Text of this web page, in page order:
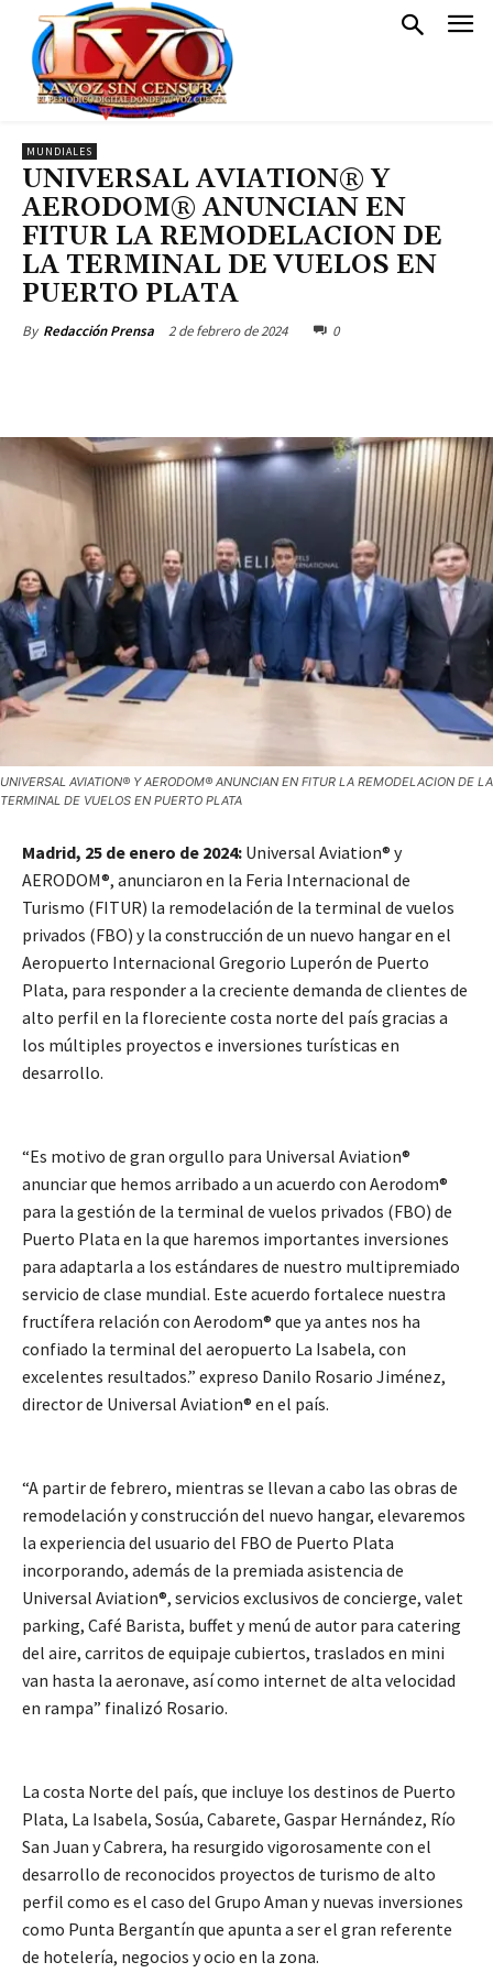
MUNDIALES
UNIVERSAL AVIATION® Y
AERODOM® ANUNCIAN EN
FITUR LA REMODELACION DE
LA TERMINAL DE VUELOS EN
PUERTO PLATA
By Redacción Prensa 2 de febrero de 2024 0
UNIVERSAL AVIATION® Y AERODOM® ANUNCIAN EN FITUR LA REMODELACION DE LA
TERMINAL DE VUELOS EN PUERTO PLATA
Madrid, 25 de enero de 2024: Universal Aviation® y
AERODOM®, anunciaron en la Feria Internacional de
Turismo (FITUR) la remodelación de la terminal de vuelos
privados (FBO) y la construcción de un nuevo hangar en el
Aeropuerto Internacional Gregorio Luperón de Puerto
Plata, para responder a la creciente demanda de clientes de
alto perfil en la floreciente costa norte del país gracias a
los múltiples proyectos e inversiones turísticas en
desarrollo.
“Es motivo de gran orgullo para Universal Aviation®
anunciar que hemos arribado a un acuerdo con Aerodom®
para la gestión de la terminal de vuelos privados (FBO) de
Puerto Plata en la que haremos importantes inversiones
para adaptarla a los estándares de nuestro multipremiado
servicio de clase mundial. Este acuerdo fortalece nuestra
fructífera relación con Aerodom® que ya antes nos ha
confiado la terminal del aeropuerto La Isabela, con
excelentes resultados.” expreso Danilo Rosario Jiménez,
director de Universal Aviation® en el país.
“A partir de febrero, mientras se llevan a cabo las obras de
remodelación y construcción del nuevo hangar, elevaremos
la experiencia del usuario del FBO de Puerto Plata
incorporando, además de la premiada asistencia de
Universal Aviation®, servicios exclusivos de concierge, valet
parking, Café Barista, buffet y menú de autor para catering
del aire, carritos de equipaje cubiertos, traslados en mini
van hasta la aeronave, así como internet de alta velocidad
en rampa” finalizó Rosario.
La costa Norte del país, que incluye los destinos de Puerto
Plata, La Isabela, Sosúa, Cabarete, Gaspar Hernández, Río
San Juan y Cabrera, ha resurgido vigorosamente con el
desarrollo de reconocidos proyectos de turismo de alto
perfil como es el caso del Grupo Aman y nuevas inversiones
como Punta Bergantín que apunta a ser el gran referente
de hotelería, negocios y ocio en la zona.